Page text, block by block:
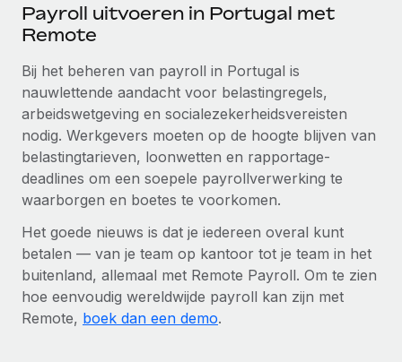
Payroll uitvoeren in Portugal met
Remote
Bij het beheren van payroll in Portugal is
nauwlettende aandacht voor belastingregels,
arbeidswetgeving en socialezekerheidsvereisten
nodig. Werkgevers moeten op de hoogte blijven van
belastingtarieven, loonwetten en rapportage-
deadlines om een soepele payrollverwerking te
waarborgen en boetes te voorkomen.
Het goede nieuws is dat je iedereen overal kunt
betalen — van je team op kantoor tot je team in het
buitenland, allemaal met Remote Payroll. Om te zien
hoe eenvoudig wereldwijde payroll kan zijn met
Remote, boek dan een demo.